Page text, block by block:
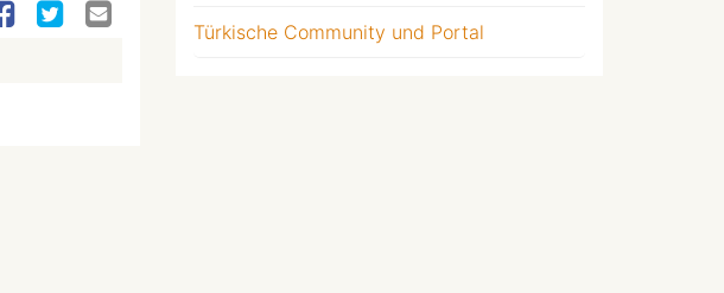
Türkische Community und Portal